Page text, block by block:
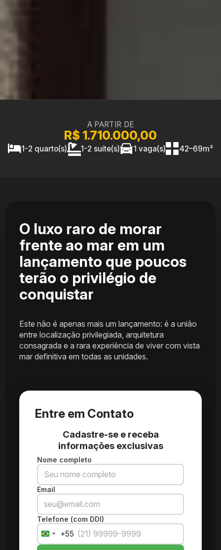
A PARTIR DE
R$ 1.710.000,00
1-2 quarto(s) 1-2 suíte(s) 1 vaga(s) 42–69m²
O luxo raro de morar
frente ao mar em um
lançamento que poucos
terão o privilégio de
conquistar
Este não é apenas mais um lançamento: é a união
entre localização privilegiada, arquitetura
consagrada e a rara experiência de viver com vista
mar definitiva em todas as unidades.
Entre em Contato
Cadastre-se e receba
informações exclusivas
Nome completo
Email
Telefone (com DDI)
Brazil
+55
+55